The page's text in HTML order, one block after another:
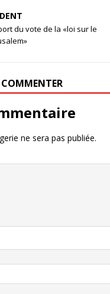
du vote de la «loi sur le
COMMENTER
ne sera pas publiée.